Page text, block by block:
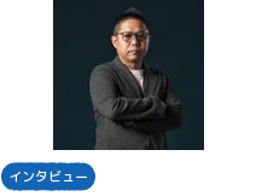
インタビュー